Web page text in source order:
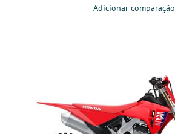
Adicionar comparação